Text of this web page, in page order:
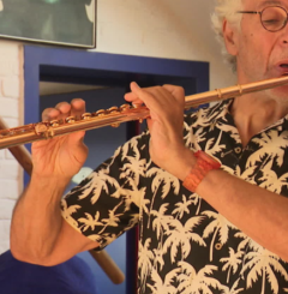
"Qui est Marc Grauwels,
Festival revient